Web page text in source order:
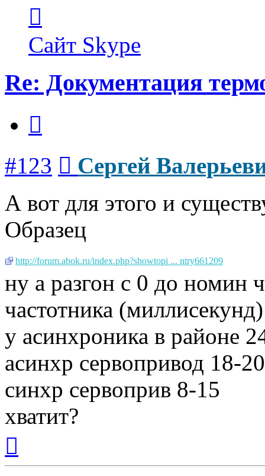
пользователя
Сергей
Валерьевич
Сайт Skype
Re: Документация
#123
Сергей
А вот для этого и
Образец
http://forum.abok.ru/index.php?showtopi ... ntry661209
ну а разгон с 0 до номин
частотника
у асинхроника в районе
асинхр сервопривод 18-20
синхр сервоприв 8-15
хватит?
началу